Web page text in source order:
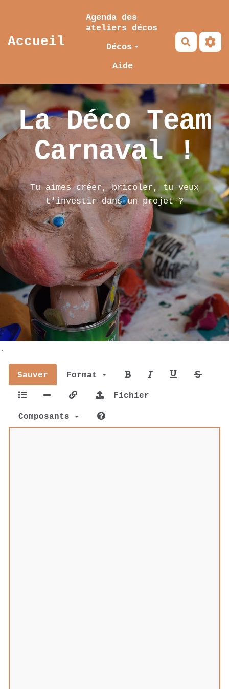
Aller au contenu principal
Accueil
Agenda des
ateliers décos
Décos
Aide
La Déco Team
Carnaval !
Tu aimes créer, bricoler, tu veux
t'investir dans un projet ?
.
Sauver Format
Fichier
Composants